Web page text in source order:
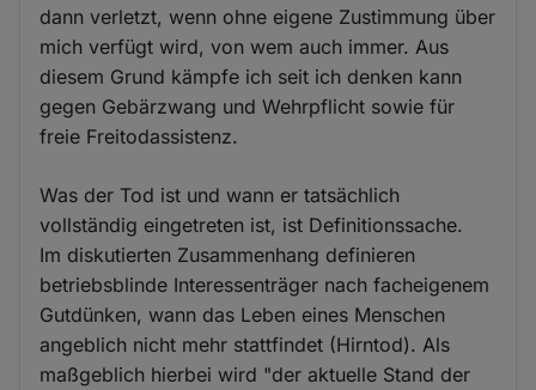
dann verletzt, wenn ohne eigene Zustimmung über
mich verfügt wird, von wem auch immer. Aus
diesem Grund kämpfe ich seit ich denken kann
gegen Gebärzwang und Wehrpflicht sowie für
freie Freitodassistenz.
Was der Tod ist und wann er tatsächlich
vollständig eingetreten ist, ist Definitionssache.
Im diskutierten Zusammenhang definieren
betriebsblinde Interessenträger nach facheigenem
Gutdünken, wann das Leben eines Menschen
angeblich nicht mehr stattfindet (Hirntod). Als
maßgeblich hierbei wird "der aktuelle Stand der